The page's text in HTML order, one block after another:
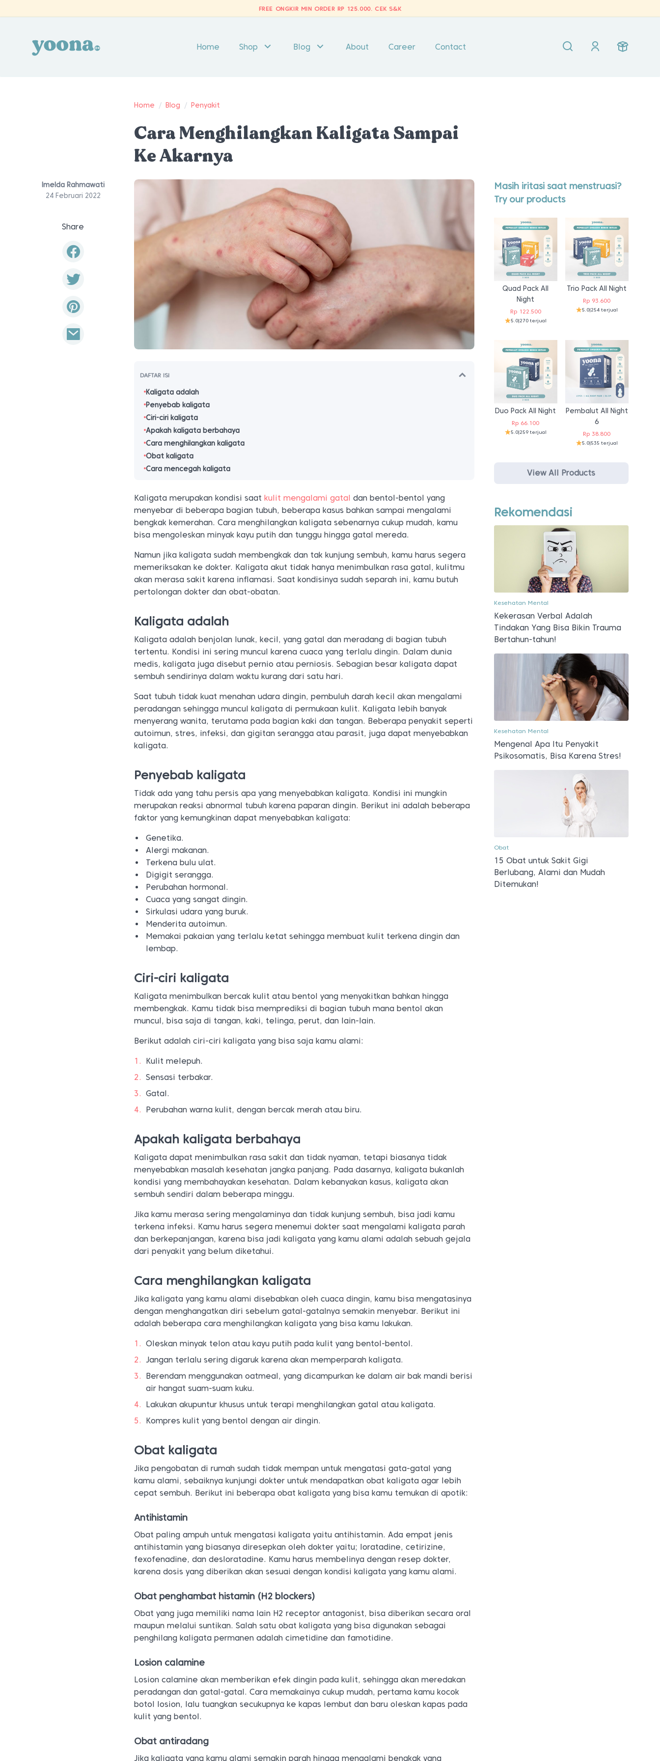
FREE ONGKIR MIN ORDER RP 125.000. CEK S&K
Home Shop Blog About Career Contact
Home / Blog / Penyakit
Cara Menghilangkan Kaligata Sampai
Ke Akarnya
Imelda Rahmawati
24 Februari 2022
Share
DAFTAR ISI
Kaligata adalah
Penyebab kaligata
Ciri-ciri kaligata
Apakah kaligata berbahaya
Cara menghilangkan kaligata
Obat kaligata
Cara mencegah kaligata
Kaligata merupakan kondisi saat kulit mengalami gatal dan bentol-bentol yang
menyebar di beberapa bagian tubuh, beberapa kasus bahkan sampai mengalami
bengkak kemerahan. Cara menghilangkan kaligata sebenarnya cukup mudah, kamu
bisa mengoleskan minyak kayu putih dan tunggu hingga gatal mereda.
Namun jika kaligata sudah membengkak dan tak kunjung sembuh, kamu harus segera
memeriksakan ke dokter. Kaligata akut tidak hanya menimbulkan rasa gatal, kulitmu
akan merasa sakit karena inflamasi. Saat kondisinya sudah separah ini, kamu butuh
pertolongan dokter dan obat-obatan.
Kaligata adalah
Kaligata adalah benjolan lunak, kecil, yang gatal dan meradang di bagian tubuh
tertentu. Kondisi ini sering muncul karena cuaca yang terlalu dingin. Dalam dunia
medis, kaligata juga disebut pernio atau perniosis. Sebagian besar kaligata dapat
sembuh sendirinya dalam waktu kurang dari satu hari.
Saat tubuh tidak kuat menahan udara dingin, pembuluh darah kecil akan mengalami
peradangan sehingga muncul kaligata di permukaan kulit. Kaligata lebih banyak
menyerang wanita, terutama pada bagian kaki dan tangan. Beberapa penyakit seperti
autoimun, stres, infeksi, dan gigitan serangga atau parasit, juga dapat menyebabkan
kaligata.
Penyebab kaligata
Tidak ada yang tahu persis apa yang menyebabkan kaligata. Kondisi ini mungkin
merupakan reaksi abnormal tubuh karena paparan dingin. Berikut ini adalah beberapa
faktor yang kemungkinan dapat menyebabkan kaligata:
Genetika.
Alergi makanan.
Terkena bulu ulat.
Digigit serangga.
Perubahan hormonal.
Cuaca yang sangat dingin.
Sirkulasi udara yang buruk.
Menderita autoimun.
Memakai pakaian yang terlalu ketat sehingga membuat kulit terkena dingin dan
lembap.
Ciri-ciri kaligata
Kaligata menimbulkan bercak kulit atau bentol yang menyakitkan bahkan hingga
membengkak. Kamu tidak bisa memprediksi di bagian tubuh mana bentol akan
muncul, bisa saja di tangan, kaki, telinga, perut, dan lain-lain.
Berikut adalah ciri-ciri kaligata yang bisa saja kamu alami:
Kulit melepuh.
Sensasi terbakar.
Gatal.
Perubahan warna kulit, dengan bercak merah atau biru.
Apakah kaligata berbahaya
Kaligata dapat menimbulkan rasa sakit dan tidak nyaman, tetapi biasanya tidak
menyebabkan masalah kesehatan jangka panjang. Pada dasarnya, kaligata bukanlah
kondisi yang membahayakan kesehatan. Dalam kebanyakan kasus, kaligata akan
sembuh sendiri dalam beberapa minggu.
Jika kamu merasa sering mengalaminya dan tidak kunjung sembuh, bisa jadi kamu
terkena infeksi. Kamu harus segera menemui dokter saat mengalami kaligata parah
dan berkepanjangan, karena bisa jadi kaligata yang kamu alami adalah sebuah gejala
dari penyakit yang belum diketahui.
Cara menghilangkan kaligata
Jika kaligata yang kamu alami disebabkan oleh cuaca dingin, kamu bisa mengatasinya
dengan menghangatkan diri sebelum gatal-gatalnya semakin menyebar. Berikut ini
adalah beberapa cara menghilangkan kaligata yang bisa kamu lakukan.
Oleskan minyak telon atau kayu putih pada kulit yang bentol-bentol.
Jangan terlalu sering digaruk karena akan memperparah kaligata.
Berendam menggunakan oatmeal, yang dicampurkan ke dalam air bak mandi berisi
air hangat suam-suam kuku.
Lakukan akupuntur khusus untuk terapi menghilangkan gatal atau kaligata.
Kompres kulit yang bentol dengan air dingin.
Obat kaligata
Jika pengobatan di rumah sudah tidak mempan untuk mengatasi gata-gatal yang
kamu alami, sebaiknya kunjungi dokter untuk mendapatkan obat kaligata agar lebih
cepat sembuh. Berikut ini beberapa obat kaligata yang bisa kamu temukan di apotik:
Antihistamin
Obat paling ampuh untuk mengatasi kaligata yaitu antihistamin. Ada empat jenis
antihistamin yang biasanya diresepkan oleh dokter yaitu; loratadine, cetirizine,
fexofenadine, dan desloratadine. Kamu harus membelinya dengan resep dokter,
karena dosis yang diberikan akan sesuai dengan kondisi kaligata yang kamu alami.
Obat penghambat histamin (H2 blockers)
Obat yang juga memiliki nama lain H2 receptor antagonist, bisa diberikan secara oral
maupun melalui suntikan. Salah satu obat kaligata yang bisa digunakan sebagai
penghilang kaligata permanen adalah cimetidine dan famotidine.
Losion calamine
Losion calamine akan memberikan efek dingin pada kulit, sehingga akan meredakan
peradangan dan gatal-gatal. Cara memakainya cukup mudah, pertama kamu kocok
botol losion, lalu tuangkan secukupnya ke kapas lembut dan baru oleskan kapas pada
kulit yang bentol.
Obat antiradang
Jika kaligata yang kamu alami semakin parah hingga mengalami bengkak yang
Masih iritasi saat menstruasi?
Try our products
Quad Pack All
Night
Rp122.500
5.0|270 terjual
Trio Pack All Night
Rp 93.600
5.0|254 terjual
Duo Pack All Night
Rp 66.100
5.0|259 terjual
Pembalut All Night
6
Rp 38.800
5.0|535 terjual
View All Products
Rekomendasi
Kesehatan Mental
Kekerasan Verbal Adalah
Tindakan Yang Bisa Bikin Trauma
Bertahun-tahun!
Kesehatan Mental
Mengenal Apa Itu Penyakit
Psikosomatis, Bisa Karena Stres!
Obat
15 Obat untuk Sakit Gigi
Berlubang, Alami dan Mudah
Ditemukan!